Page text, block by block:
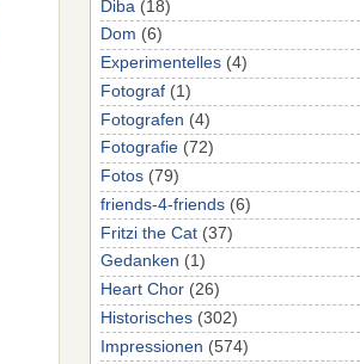
Diba (18)
Dom (6)
Experimentelles (4)
Fotograf (1)
Fotografen (4)
Fotografie (72)
Fotos (79)
friends-4-friends (6)
Fritzi the Cat (37)
Gedanken (1)
Heart Chor (26)
Historisches (302)
Impressionen (574)